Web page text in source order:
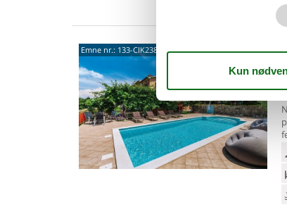
Emne nr.: 133-CIK238